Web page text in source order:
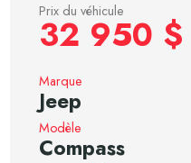
Prix du véhicule
32 950 $
Marque
Jeep
Modèle
Compass